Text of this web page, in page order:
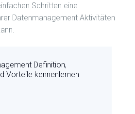
Schritten eine
Datenmanagement Aktivitäten